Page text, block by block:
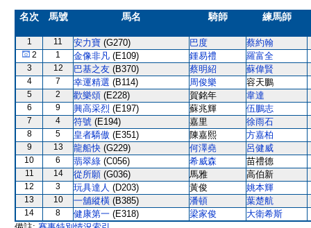
名次 馬號 馬名 騎師 練馬師
1 11 安力寶 (G270) 巴度 蔡約翰
2 1 金像非凡 (E109) 鍾易禮 羅富全
3 12 巴基之友 (B370) 蔡明紹 蘇偉賢
4 7 幸運精選 (B114) 周俊樂 容天鵬
5 2 歡樂頌 (E228) 賀銘年 韋達
6 9 興高采烈 (E197) 蘇兆輝 伍鵬志
7 4 符號 (E194) 嘉里 徐雨石
8 5 皇者驕傲 (E351) 陳嘉熙 方嘉柏
9 13 龍船快 (G229) 何澤堯 呂健威
10 6 翡翠綠 (C056) 希威森 苗禮德
11 14 從所願 (G036) 馬雅 高伯新
12 3 玩具達人 (D203) 黃俊 姚本輝
13 10 一舖縱橫 (B385) 潘頓 葉楚航
14 8 健康第一 (E318) 梁家俊
大衛希斯